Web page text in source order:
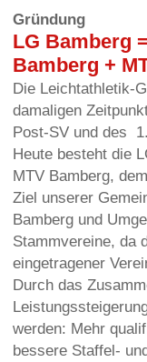
Gründung
LG Bamberg
Bamberg +
Die Leichtathletik-
damaligen
Post-SV und des
Heute besteht die
MTV Bamberg,
Ziel unserer
Bamberg und
Stammvereine, da
eingetragener
Durch das
werden: Mehr
bessere Staffel-